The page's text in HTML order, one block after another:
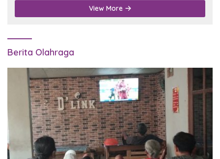
View More
Berita Olahraga